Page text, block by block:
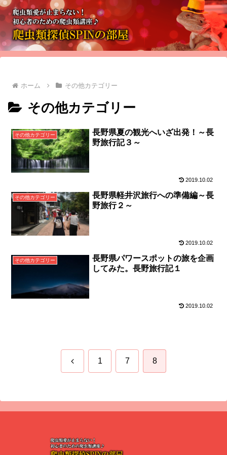
ホーム その他カテゴリー
その他カテゴリー
その他カテゴリー
長野県夏の観光へいざ出発！～長
野旅行記３～
2019.10.02
その他カテゴリー
長野県軽井沢旅行への準備編～長
野旅行２～
2019.10.02
その他カテゴリー
長野県パワースポットの旅を企画
してみた。長野旅行記１
2019.10.02
前 1 7 8